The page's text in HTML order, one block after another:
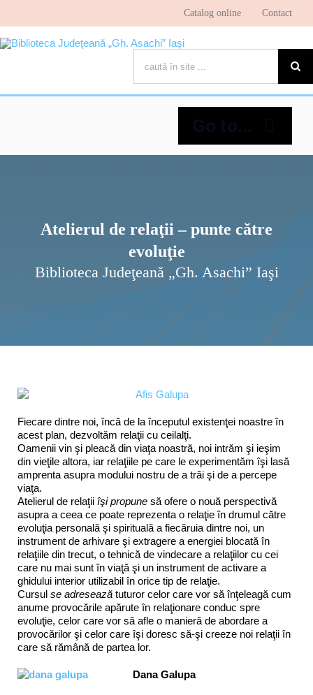
Catalog online Contact
Go to...
Atelierul de relaţii – punte către
evoluţie
Biblioteca Judeţeană „Gh. Asachi” Iaşi
Fiecare dintre noi, încă de la începutul existenţei noastre în
acest plan, dezvoltăm relaţii cu ceilalţi.
Oamenii vin şi pleacă din viaţa noastră, noi intrăm şi ieşim
din vieţile altora, iar relaţiile pe care le experimentăm îşi lasă
amprenta asupra modului nostru de a trăi şi de a percepe
viaţa.
Atelierul de relaţii îşi propune să ofere o nouă perspectivă
asupra a ceea ce poate reprezenta o relaţie în drumul către
evoluţia personală şi spirituală a fiecăruia dintre noi, un
instrument de arhivare şi extragere a energiei blocată în
relaţiile din trecut, o tehnică de vindecare a relaţiilor cu cei
care nu mai sunt în viaţă şi un instrument de activare a
ghidului interior utilizabil în orice tip de relaţie.
Cursul se adresează tuturor celor care vor să înţeleagă cum
anume provocările apărute în relaţionare conduc spre
evoluţie, celor care vor să afle o manieră de abordare a
provocărilor şi celor care îşi doresc să-şi creeze noi relaţii în
care să rămână de partea lor.
Dana Galupa